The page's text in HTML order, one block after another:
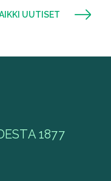
UUTISET
1877